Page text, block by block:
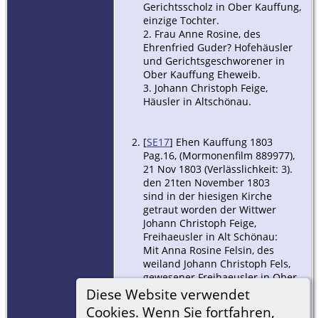
Diese Website verwendet
Cookies. Wenn Sie fortfahren,
Gerichtsscholz in Ober Kauffung,
einzige Tochter.
2. Frau Anne Rosine, des
Ehrenfried Guder? Hofehäusler
und Gerichtsgeschworener in
Ober Kauffung Eheweib.
3. Johann Christoph Feige,
Häusler in Altschönau.
[SE17] Ehen Kauffung 1803
Pag.16, (Mormonenfilm 889977),
21 Nov 1803 (Verlässlichkeit: 3).
den 21ten November 1803
sind in der hiesigen Kirche
getraut worden der Wittwer
Johann Christoph Feige,
Freihaeusler in Alt Schönau:
Mit Anna Rosine Felsin, des
weiland Johann Christoph Fels,
gewesener Freihaeusler in Ober
Kauffung, nachgelassene jüngste
Tochter.